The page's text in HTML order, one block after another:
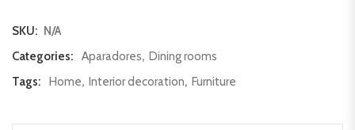
SKU: N/A
Categories:
Aparadores, Dining rooms
Tags:
Home, Interior decoration, Furniture